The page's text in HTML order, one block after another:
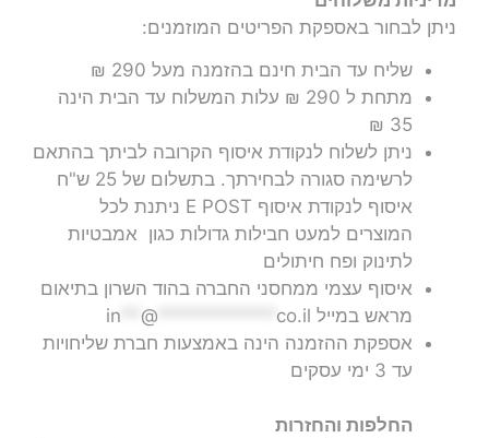
ניתן לבחור באספקת הפריטים המוזמנים:
שליח עד הבית חינם בהזמנה מעל 290 ₪
מתחת ל 290 ₪ עלות המשלוח עד הבית הינה
35 ₪
ניתן לשלוח לנקודת איסוף הקרובה לביתך בהתאם
לרשימה סגורה לבחירתך. בתשלום של 25 ש"ח
איסוף לנקודת איסוף E POST ניתנת לכל
המוצרים למעט חבילות גדולות כגון אמבטיות
לתינוק ופח חיתולים
איסוף עצמי ממחסני החברה בהוד השרון בתיאום
מראש במייל
in @
co.il
אספקת ההזמנה הינה באמצעות חברת שליחויות
עד 3 ימי עסקים
החלפות והחזרות